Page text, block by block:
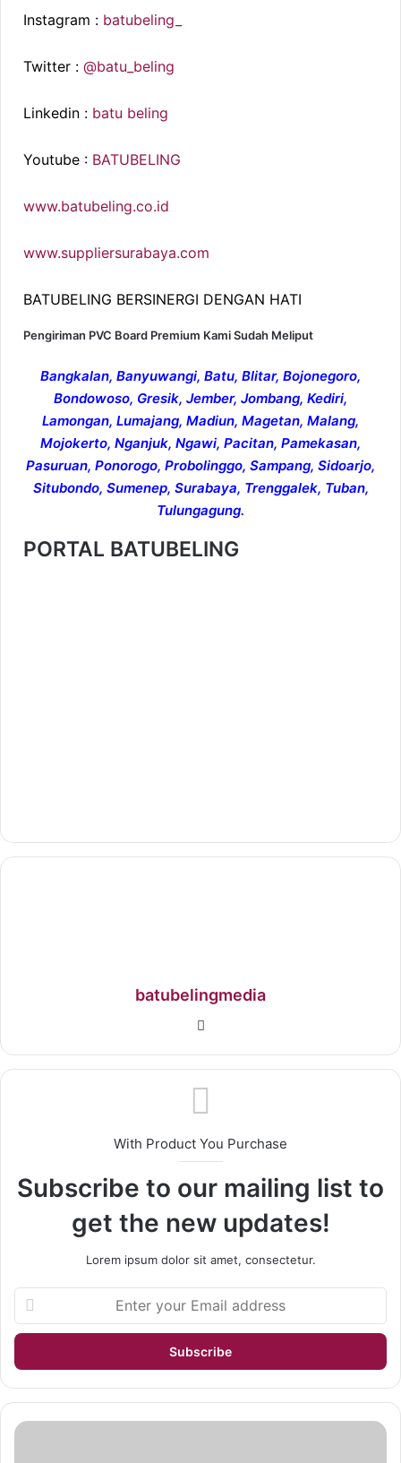
Instagram : batubeling_
Twitter : @batu_beling
Linkedin : batu beling
Youtube : BATUBELING
www.batubeling.co.id
www.suppliersurabaya.com
BATUBELING BERSINERGI DENGAN HATI
Pengiriman PVC Board Premium Kami Sudah Meliput
Bangkalan, Banyuwangi, Batu, Blitar, Bojonegoro,
Bondowoso, Gresik, Jember, Jombang, Kediri,
Lamongan, Lumajang, Madiun, Magetan, Malang,
Mojokerto, Nganjuk, Ngawi, Pacitan, Pamekasan,
Pasuruan, Ponorogo, Probolinggo, Sampang, Sidoarjo,
Situbondo, Sumenep, Surabaya, Trenggalek, Tuban,
Tulungagung.
PORTAL BATUBELING
batubelingmedia
With Product You Purchase
Subscribe to our mailing list to
get the new updates!
Lorem ipsum dolor sit amet, consectetur.